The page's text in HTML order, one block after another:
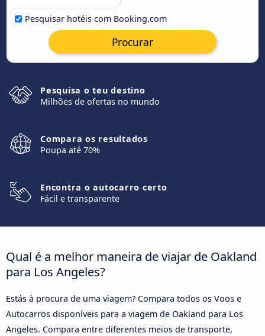
Pesquisar hotéis com Booking.com
Procurar
Pesquisa o teu destino
Milhões de ofertas no mundo
Compara os resultados
Poupa até 70%
Encontra o autocarro certo
Fácil e transparente
Qual é a melhor maneira de viajar de Oakland
para Los Angeles?
Estás à procura de uma viagem? Compara todos os Voos e
Autocarros disponíveis para a viagem de Oakland para Los
Angeles. Compara entre diferentes meios de transporte,